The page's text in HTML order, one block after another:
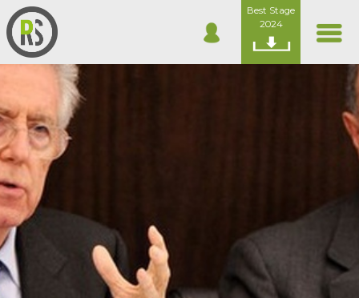
Best Stage
2024